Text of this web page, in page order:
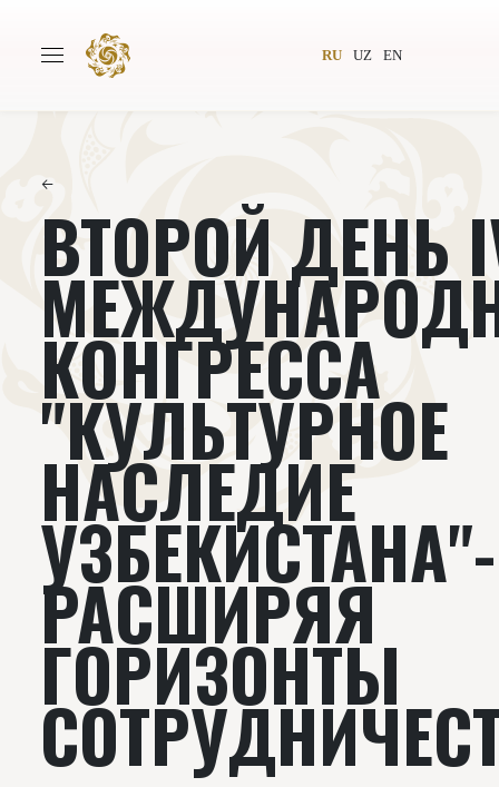
RU UZ EN
Авторы Всемирное общество
Издательство Новости
Проекты Подкасты
Книги Видеолекторий
←
ВТОРОЙ ДЕНЬ
КОНГРЕССА
"КУЛЬТУРНОЕ
НАСЛЕДИЕ
УЗБЕКИСТАНА"-
РАСШИРЯЯ
ГОРИЗОНТЫ